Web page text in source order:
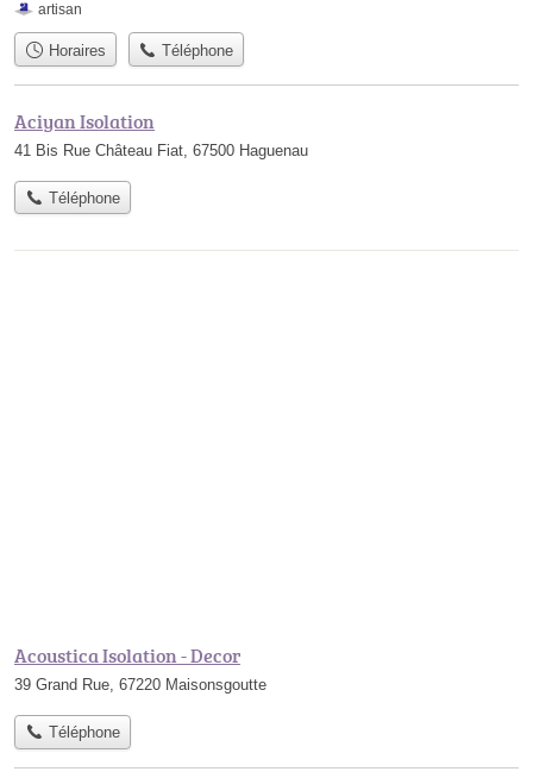
artisan
Horaires Téléphone
Aciyan Isolation
41 Bis Rue Château Fiat, 67500 Haguenau
Téléphone
Acoustica Isolation - Decor
39 Grand Rue, 67220 Maisonsgoutte
Téléphone